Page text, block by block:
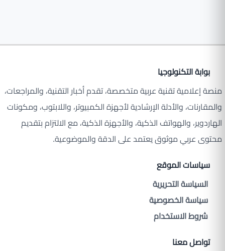
بوابة التكنولوجيا
منصة إعلامية تقنية عربية متخصصة، تقدم أخبار التقنية، والمراجعات،
والمقارنات، والأدلة الإرشادية لأجهزة الكمبيوتر، واللابتوب، ومكونات
الهاردوير، والهواتف الذكية، والأجهزة الذكية، مع الالتزام بتقديم
محتوى عربي موثوق يعتمد على الدقة والموضوعية.
سياسات الموقع
السياسة التحريرية
سياسة الخصوصية
شروط الاستخدام
تواصل معنا